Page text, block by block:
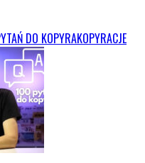
DO KOPYRAKOPYRACJE